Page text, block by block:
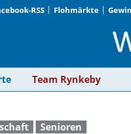
RSS Flohmärkte
Team Rynkeby
Senioren